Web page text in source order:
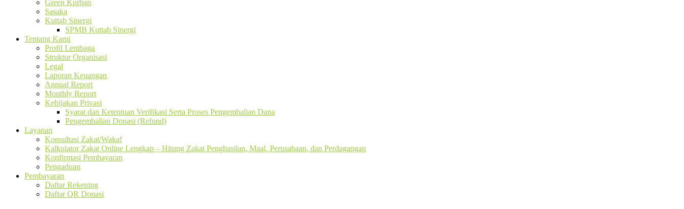
Green Kurban
Sasaka
Kuttab Sinergi
SPMB Kuttab Sinergi
Tentang Kami
Profil Lembaga
Struktur Organisasi
Legal
Laporan Keuangan
Annual Report
Monthly Report
Kebijakan Privasi
Syarat dan Ketentuan Verifikasi Serta Proses Pengembalian Dana
Pengembalian Donasi (Refund)
Layanan
Konsultasi Zakat/Wakaf
Kalkulator Zakat Online Lengkap – Hitung Zakat Penghasilan, Maal, Perusahaan, dan Perdagangan
Konfirmasi Pembayaran
Pengaduan
Pembayaran
Daftar Rekening
Daftar QR Donasi